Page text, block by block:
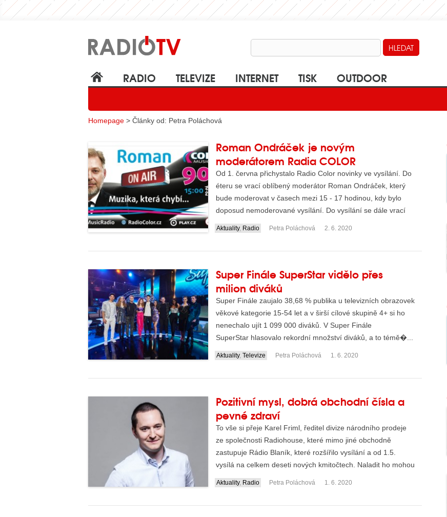
RADIO TELEVIZE INTERNET TISK OUTDOOR
Homepage > Články od: Petra Poláchová
Roman Ondráček je novým
moderátorem Radia COLOR
Od 1. června přichystalo Radio Color novinky ve vysílání. Do
éteru se vrací oblíbený moderátor Roman Ondráček, který
bude moderovat v časech mezi 15 - 17 hodinou, kdy bylo
doposud nemoderované vysílání. Do vysílání se dále vrací
Dr....
Aktuality, Radio Petra Poláchová 2. 6. 2020
Super Finále SuperStar vidělo přes
milion diváků
Super Finále zaujalo 38,68 % publika u televizních obrazovek
věkové kategorie 15-54 let a v širší cílové skupině 4+ si ho
nenechalo ujít 1 099 000 diváků. V Super Finále
SuperStar hlasovalo rekordní množství diváků, a to témě�...
Aktuality,Televize Petra Poláchová 1. 6. 2020
Pozitivní mysl, dobrá obchodní čísla a
pevné zdraví
To vše si přeje Karel Friml, ředitel divize národního prodeje
ze společnosti Radiohouse, které mimo jiné obchodně
zastupuje Rádio Blaník, které rozšířilo vysílání a od 1.5.
vysílá na celkem deseti nových kmitočtech. Naladit ho mohou
...
Aktuality, Radio Petra Poláchová 1. 6. 2020